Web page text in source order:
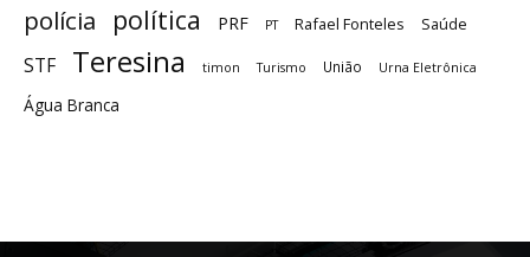
polícia política PRF PT Rafael Fonteles Saúde
STF Teresina timon Turismo União Urna Eletrônica
Água Branca